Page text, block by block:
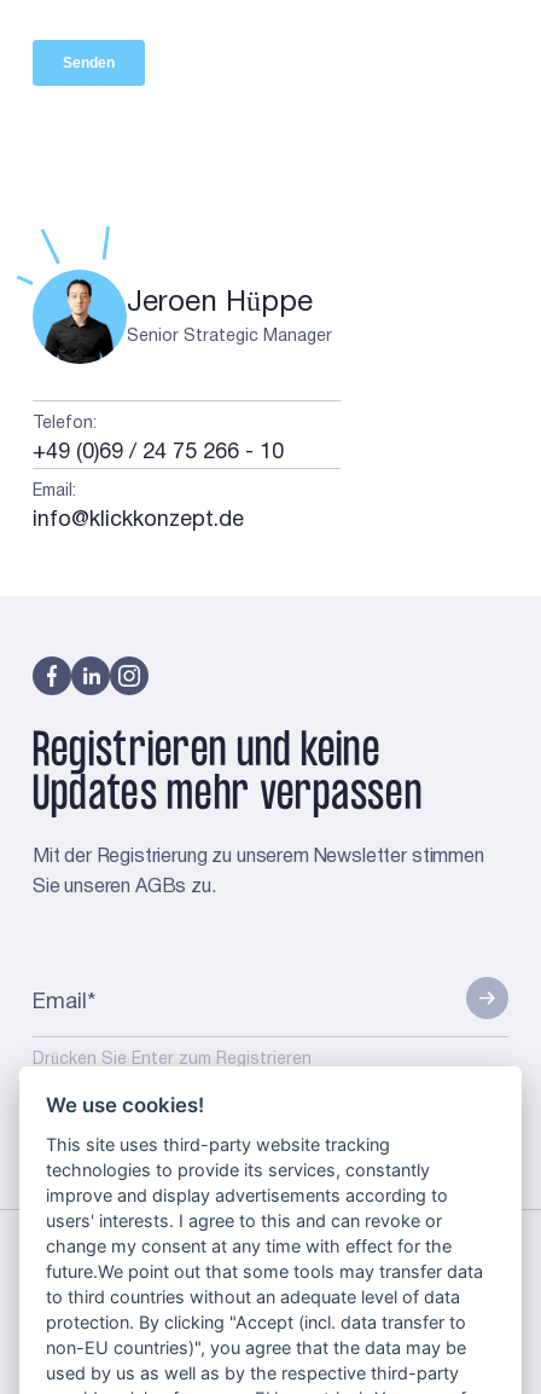
Jeroen Hüppe
Senior Strategic Manager
Telefon:
+49 (0)69 / 24 75 266 - 10
Email :
info@klickkonzept.de
Registrieren und keine
Updates mehr verpassen
Mit der Registrierung zu unserem Newsletter stimmen
Sie unseren AGBs zu.
Email *
Drücken Sie Enter zum Registrieren
startseite
online-
marketing-blog
labelium-eroeffnet-erstes-
buero-in-china
Über uns
Fallstudien
We use cookies!
This site uses third-party website tracking
technologies to provide its services, constantly
improve and display advertisements according to
users' interests. I agree to this and can revoke or
change my consent at any time with effect for the
future.We point out that some tools may transfer data
to third countries without an adequate level of data
protection. By clicking "Accept (incl. data transfer to
non-EU countries)", you agree that the data may be
used by us as well as by the respective third-party